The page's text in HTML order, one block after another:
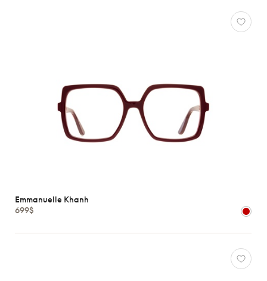
Emmanuelle Khanh
699$